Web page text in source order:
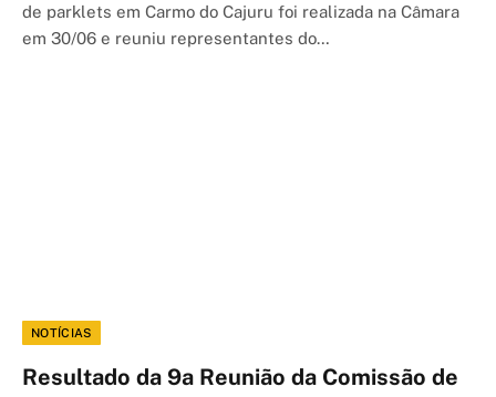
de parklets em Carmo do Cajuru foi realizada na Câmara
em 30/06 e reuniu representantes do…
NOTÍCIAS
Resultado da 9a Reunião da Comissão de